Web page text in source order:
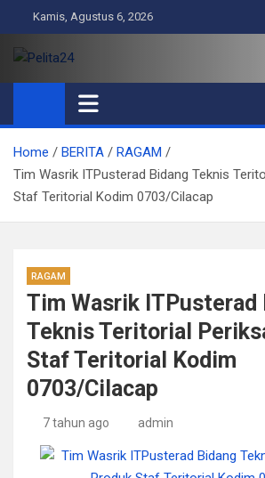
to
content
Kamis, Agustus 6, 2026
Pelita24
Aktual, Mendalam dan Terpercaya
Home BERITA
RAGAM
Tim Wasrik ITPusterad Bidang Teknis
Staf Teritorial Kodim 0703/Cilacap
RAGAM
Tim Wasrik ITPusterad
Teknis Teritorial
Staf Teritorial Kodim
0703/Cilacap
7 tahun ago admin